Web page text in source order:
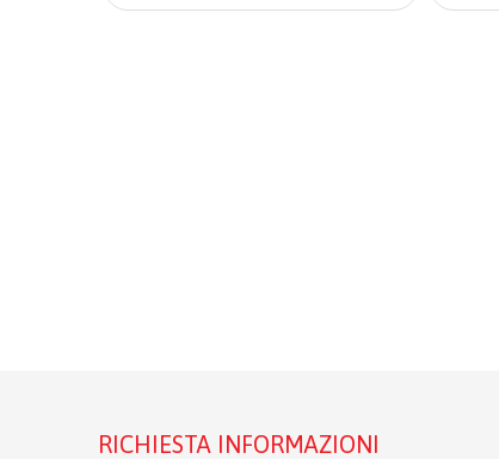
RICHIESTA INFORMAZIONI